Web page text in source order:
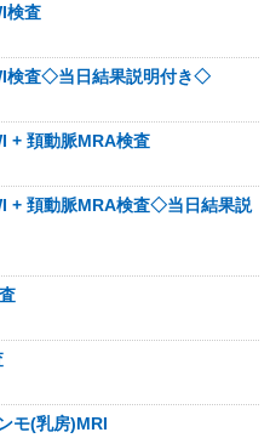
検査
検査◇当日結果説明付き◇
+ 頚動脈MRA検査
+ 頚動脈MRA検査◇当日結果説
モ(乳房)MRI